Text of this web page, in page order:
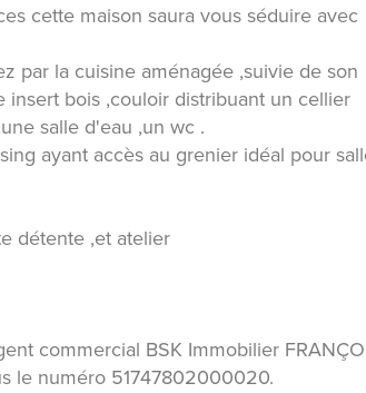
cette maison saura vous séduire avec
par la cuisine aménagée ,suivie de son
bois ,couloir distribuant un cellier
salle d'eau ,un wc .
ayant accès au grenier idéal pour
détente ,et atelier
commercial BSK Immobilier
le numéro 51747802000020.